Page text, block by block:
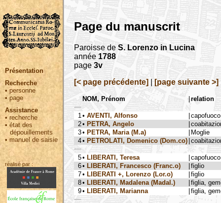
Présentation
Recherche
• personne
•page
Assistance
• recherche
•état des
dépouillements
•manuel de saisie
réalisé par :
Page du manuscrit
Paroisse de S. Lorenzo in Lucina
année 1788
page 3v
[< page précédente]
[page suivante >]
NOM, Prénom relation
1 • AVENTI, Alfonso
capofuoco
2• PETRA, Angelo
3• PETRA, Maria (M.a)
Moglie
4• PETROLATI, Domenico (Dom.co)
5• LIBERATI, Teresa
capofuoco
6• LIBERATI, Francesco (Franc.o)
figlio
7• LIBERATI +, Lorenzo (Lor.o)
figlio
8• LIBERATI, Madalena (Madal.)
figlia,
9• LIBERATI, Marianna figlia,